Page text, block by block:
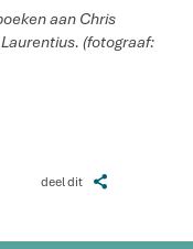
aan Chris
(fotograaf:
deel dit Z